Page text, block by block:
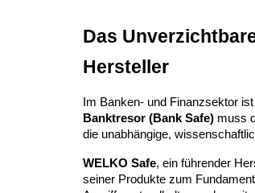
Das
Hersteller
Im Banken- und Finanzsektor
Banktresor (Bank Safe)muss
die unabhängige,
WELKO Safe, ein führender
seiner Produkte zum